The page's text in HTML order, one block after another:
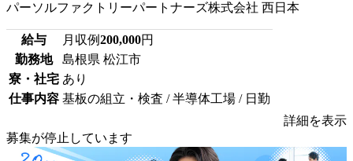
パーソルファクトリーパートナーズ株式会社 西日本
給与 月収例200,000円
勤務地
島根県 松江市
寮・社宅 あり
仕事内容 基板の組立・検査 / 半導体工場 / 日勤
詳細を表示
募集が停止しています